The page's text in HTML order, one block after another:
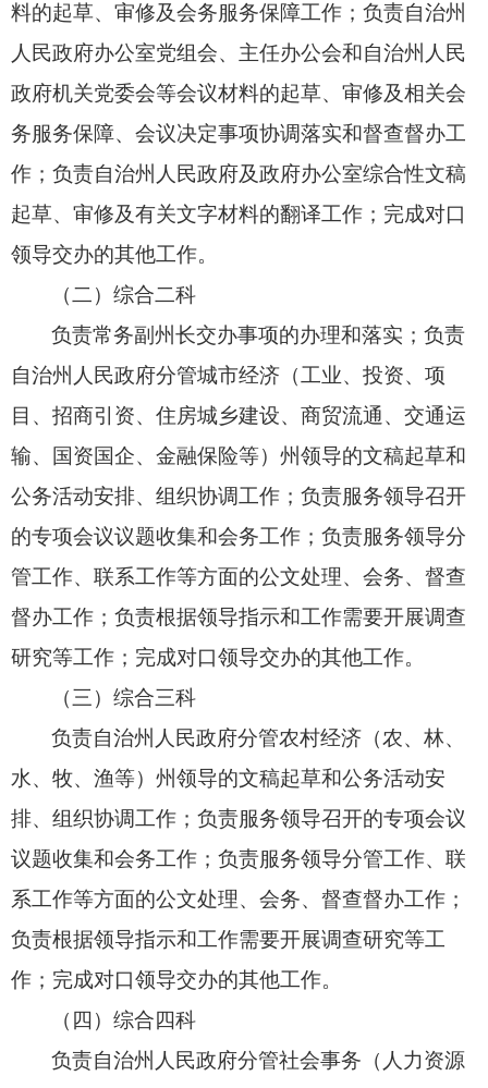
料的起草、 审修及会务服务保障工作； 负责自治州
人民政府办公室党组会、 主任办公会和自治州人民
政府机关党委会等会议材料的起草、 审修及相关会
务服务保障、 会议决定事项协调落实和督查督办工
作； 负责自治州人民政府及政府办公室综合性文稿
起草、 审修及有关文字材料的翻译工作； 完成对口
领导交办的其他工作。
（二）综合二科
负责常务副州长交办事项的办理和落实；负责
自治州人民政府分管城市经济（工业、 投资、 项
目、 招商引资、 住房城乡建设、 商贸流通、 交通运
输、
国资国企、 金融保险等）州领导的文稿起草和
公务活动安排、 组织协调工作； 负责服务领导召开
的专项会议议题收集和会务工作； 负责服务领导分
管工作、 联系工作等方面的公文处理、 会务、 督查
督办工作； 负责根据领导指示和工作需要开展调查
研究等工作； 完成对口领导交办的其他工作。
（三）综合三科
负责自治州人民政府分管农村经济（农、林、
水、 牧、 渔等）州领导的文稿起草和公务活动安
排、 组织协调工作； 负责服务领导召开的专项会议
议题收集和会务工作； 负责服务领导分管工作、 联
系工作等方面的公文处理、 会务、 督查督办工作；
负责根据领导指示和工作需要开展调查研究等工
作； 完成对口领导交办的其他工作。
（四）综合四科
负责自治州人民政府分管社会事务（人力资源